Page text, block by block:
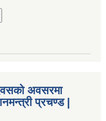
अवसरमा
प्रचण्ड |